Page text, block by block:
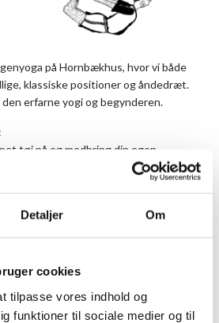
Detaljer Om
cookies
tilpasse vores indhold og
funktioner til sociale medier og til
på Hornbækhus, hvor vi både
klassiske positioner og åndedræt.
erfarne yogi og begynderen.
tøj på og medbring din egen
du kan dække dig med under
få at vide, hvor på hotellet vi skal lave
dag til dag afhængig af antal og vejr.